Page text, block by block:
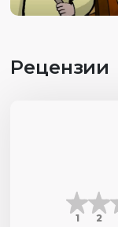
Рецензии
1 2